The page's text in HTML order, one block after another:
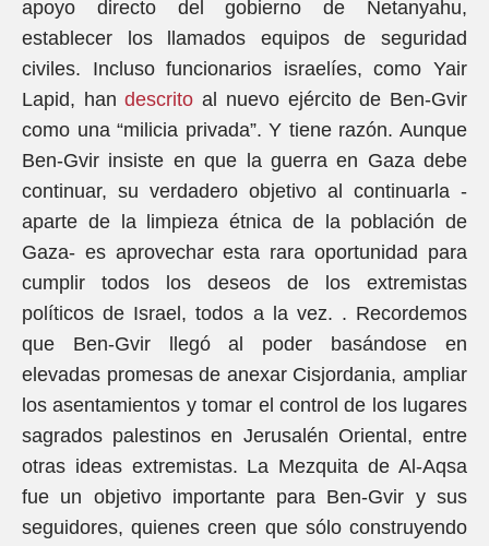
apoyo directo del gobierno de Netanyahu,
establecer los llamados equipos de seguridad
civiles. Incluso funcionarios israelíes, como Yair
Lapid, handescrito al nuevo ejército de Ben-Gvir
como una “milicia privada”. Y tiene razón. Aunque
Ben-Gvir insiste en que la guerra en Gaza debe
continuar, su verdadero objetivo al continuarla -
aparte de la limpieza étnica de la población de
Gaza- es aprovechar esta rara oportunidad para
cumplir todos los deseos de los extremistas
políticos de Israel, todos a la vez. . Recordemos
que Ben-Gvir llegó al poder basándose en
elevadas promesas de anexar Cisjordania, ampliar
los asentamientos y tomar el control de los lugares
sagrados palestinos en Jerusalén Oriental, entre
otras ideas extremistas. La Mezquita de Al-Aqsa
fue un objetivo importante para Ben-Gvir y sus
seguidores, quienes creen que sólo construyendo